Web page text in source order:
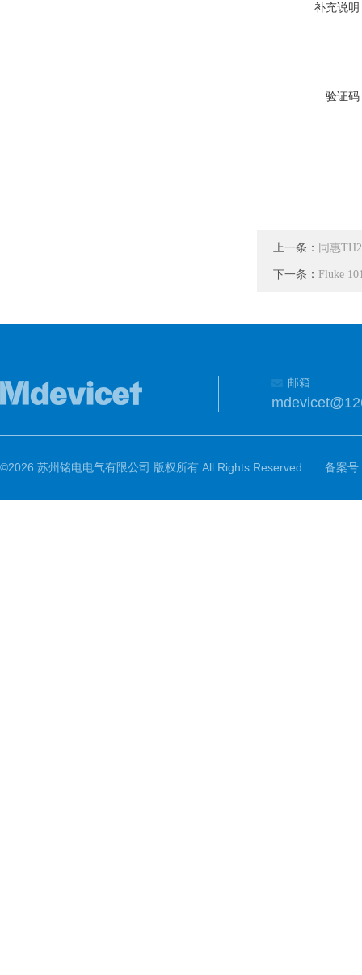
补充说明
验证码
上一条： 同惠
下一条： Fluke
邮箱
©2026 苏州铭电电气有限公司 版权所有 All Rights Reserved. 备案号